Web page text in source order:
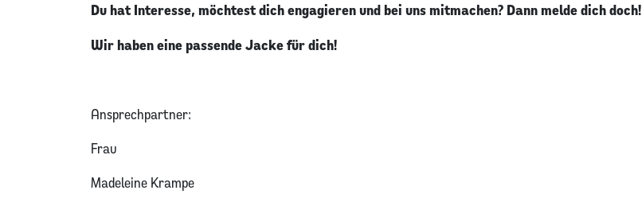
Du hat Interesse, möchtest dich engagieren und bei uns mitmachen? Dann melde dich doch!
Wir haben eine passende Jacke für dich!
Ansprechpartner:
Frau
Madeleine Krampe